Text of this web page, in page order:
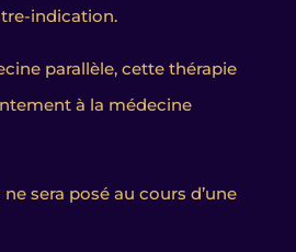
indication.
parallèle, cette thérapie
à la médecine
sera posé au cours d’une